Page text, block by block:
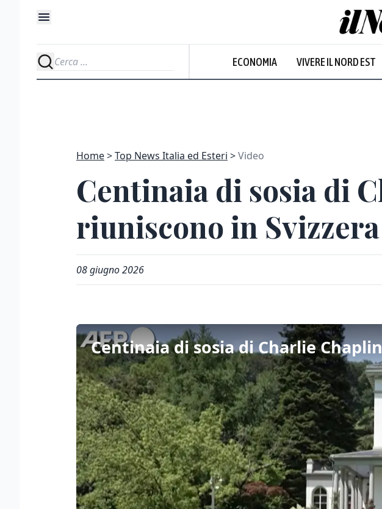
ECONOMIA VIVERE IL NORD EST
Home Top News Italia ed Esteri Video
Centinaia di sosia di
riuniscono in Svizzera
08 giugno 2026
Centinaia di sosia di Charlie